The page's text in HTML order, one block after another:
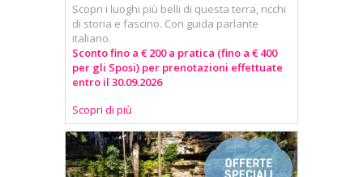
Scopri i luoghi più belli di questa terra, ricchi
di storia e fascino. Con guida parlante
italiano.
Sconto fino a € 200 a pratica (fino a € 400
per gli Sposi) per prenotazioni effettuate
entro il 30.09.2026
Scopri di più